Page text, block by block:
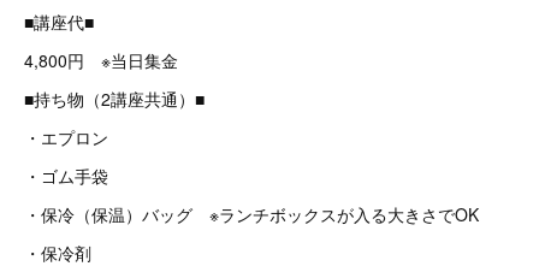
■講座代■
4,800円 ※当日集金
■持ち物（2講座共通）■
・エプロン
・ゴム手袋
・保冷（保温）バッグ ※ランチボックスが入る大きさでOK
・保冷剤